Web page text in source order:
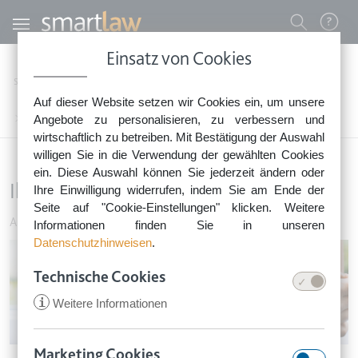
Einsatz von Cookies
Auf dieser Website setzen wir Cookies ein, um unsere
Angebote zu personalisieren, zu verbessern und
wirtschaftlich zu betreiben. Mit Bestätigung der Auswahl
willigen Sie in die Verwendung der gewählten Cookies
ein. Diese Auswahl können Sie jederzeit ändern oder
Ihre Einwilligung widerrufen, indem Sie am Ende der
Seite auf "Cookie-Einstellungen" klicken. Weitere
Informationen finden Sie in unseren
Datenschutzhinweisen.
Technische Cookies
i Weitere Informationen
Direkt zum Inhalt
0800 - 268 4 268 (kostenfrei)
Sie erreichen unser Service-Team:
Montag bis Freitag: 8-18 Uhr
Keine Rechtsberatung.
Benutzermenü
Startseite
Arzt, Patient & Behinderung Ihre Rechte als Patient
Ihre Rechte als Patient
Arzt, Patient & Behinderung • 8. Juni 2016